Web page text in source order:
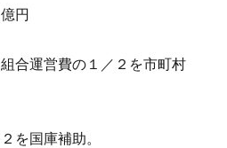
円
合運営費の１／２を市町村
を国庫補助。